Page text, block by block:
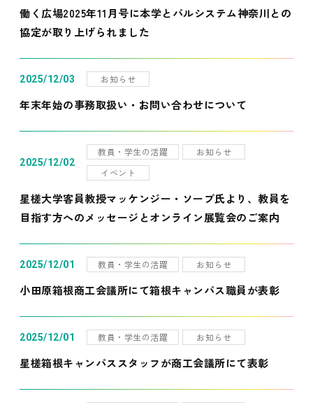
働く広場2025年11月号に本学とパルシステム神奈川との
協定が取り上げられました
2025/12/03 お知らせ
年末年始の事務取扱い・お問い合わせについて
2025/12/02
教員・学生の活躍
お知らせ
イベント
星槎大学客員教授マッケンジー・ソープ氏より、教員を
目指す方へのメッセージとオンライン展覧会のご案内
2025/12/01 教員・学生の活躍 お知らせ
小田原箱根商工会議所にて箱根キャンパス職員が表彰
2025/12/01 教員・学生の活躍 お知らせ
星槎箱根キャンパススタッフが商工会議所にて表彰